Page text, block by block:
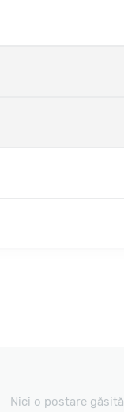
Nici o postare găsită